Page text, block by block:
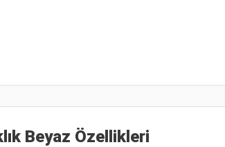
Beyaz Özellikleri